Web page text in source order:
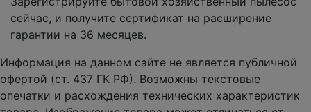
сейчас, и получите сертификат на расширение
гарантии на 36 месяцев.
Информация на данном сайте не является публичной
офертой (ст. 437 ГК РФ). Возможны текстовые
опечатки и расхождения технических характеристик